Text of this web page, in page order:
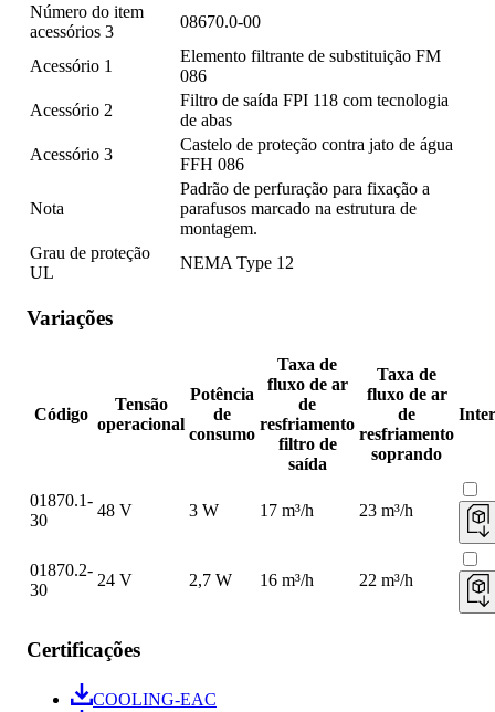
Número do item
acessórios 3
08670.0-00
Acessório 1
Elemento filtrante de substituição FM
086
Acessório 2
Filtro de saída FPI 118 com tecnologia
de abas
Acessório 3
Castelo de proteção contra jato de água
FFH 086
Nota
Padrão de perfuração para fixação a
parafusos marcado na estrutura de
montagem.
Grau de proteção
UL
NEMA Type 12
Variações
Código
Tensão
operacional
Potência
de
consumo
Taxa de
fluxo de ar
de
resfriamento
filtro de
saída
Taxa de
fluxo de ar
de
resfriamento
soprando
01870.1-
30
48 V 3 W 17 m³/h 23 m³/h
01870.2-
30
24 V 2,7 W 16 m³/h 22 m³/h
Certificações
COOLING-EAC